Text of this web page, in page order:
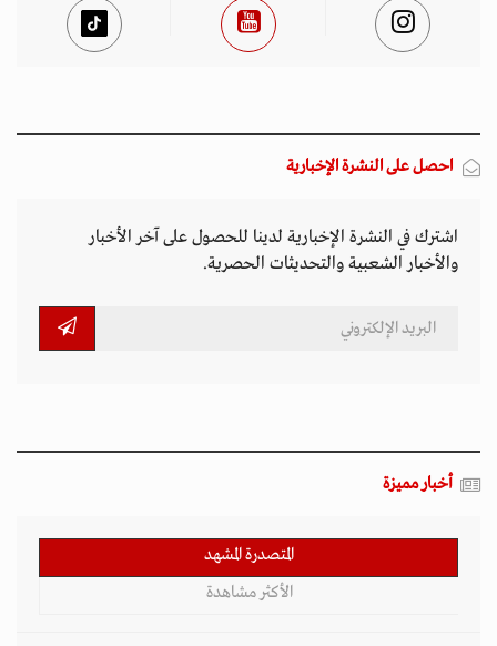
احصل على النشرة الإخبارية
اشترك في النشرة الإخبارية لدينا للحصول على آخر الأخبار
والأخبار الشعبية والتحديثات الحصرية.
أخبار مميزة
المتصدرة المشهد
الأكثر مشاهدة